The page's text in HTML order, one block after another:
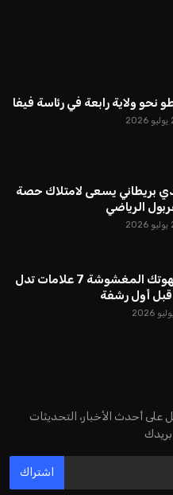
نحو ولاية رابعة في رئاسة فيفا
بريطاني يسعى لامتلاك حصة
الرياضي
تحقق من قهوتك المغشوشة 7 علامات تدل
قبل أول رشفة
على أحدث الأخبار، التحديثات
اشتراك